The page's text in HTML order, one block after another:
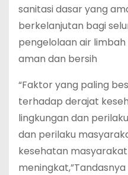
sanitasi dasar yang
berkelanjutan bagi
pengelolaan air
aman dan bersih
“Faktor yang paling
terhadap derajat
lingkungan dan
dan perilaku
kesehatan
meningkat,”Tandasnya